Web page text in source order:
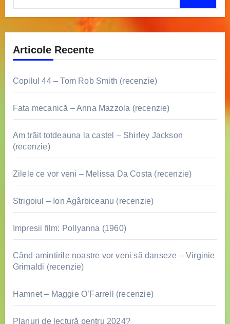
Articole Recente
Copilul 44 – Tom Rob Smith (recenzie)
Fata mecanică – Anna Mazzola (recenzie)
Am trăit totdeauna la castel – Shirley Jackson
(recenzie)
Zilele ce vor veni – Melissa Da Costa (recenzie)
Strigoiul – Ion Agârbiceanu (recenzie)
Impresii film: Pollyanna (1960)
Când amintirile noastre vor veni să danseze – Virginie
Grimaldi (recenzie)
Hamnet – Maggie O’Farrell (recenzie)
Planuri de lectură pentru 2024?